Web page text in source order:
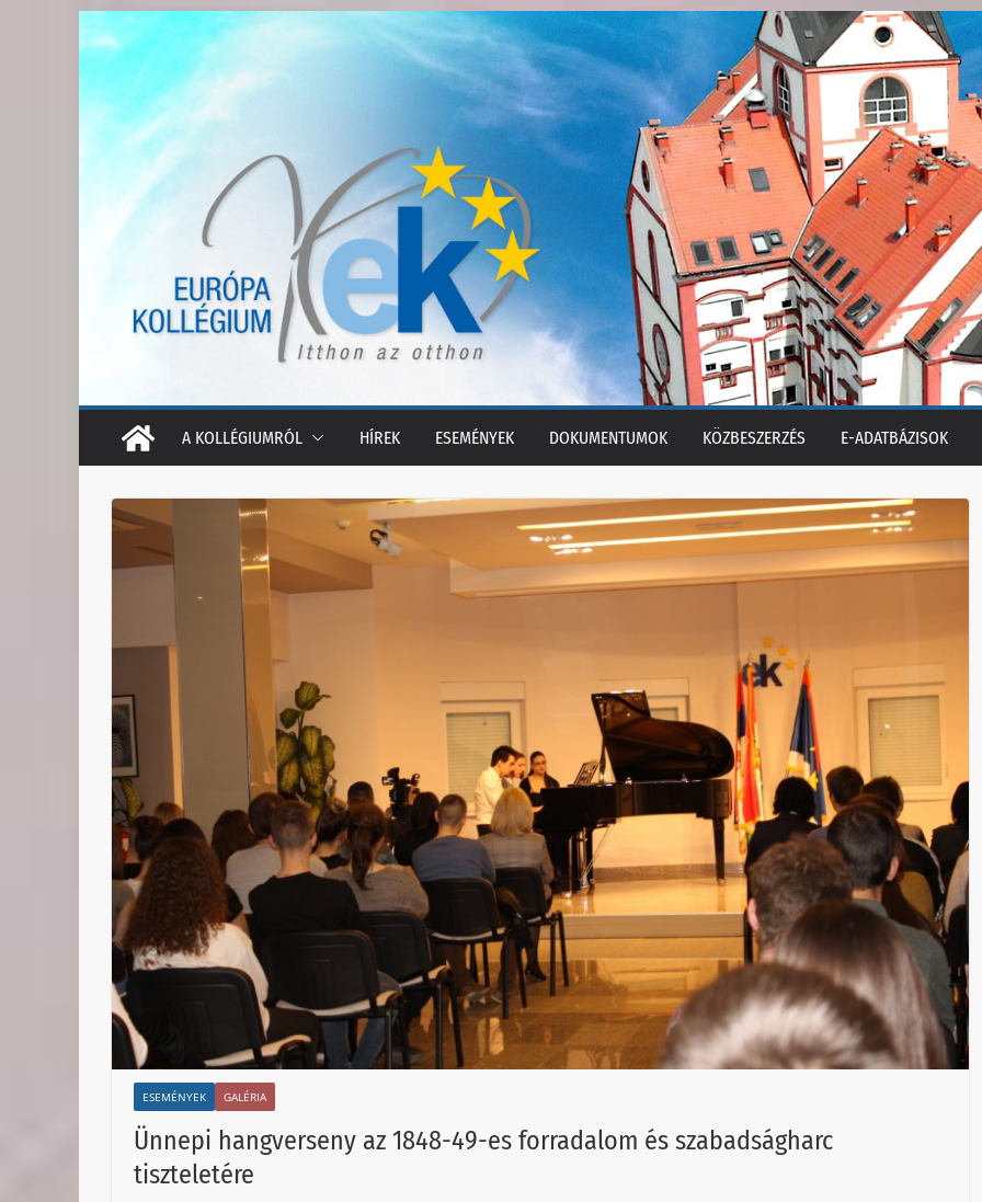
to
content
A KOLLÉGIUMRÓL HÍREK ESEMÉNYEK DOKUMENTUMOK KÖZBESZERZÉS E-ADATBÁZISOK
ESEMÉNYEK GALÉRIA
Ünnepi hangverseny az 1848-49-es forradalom és szabadságharc
tiszteletére